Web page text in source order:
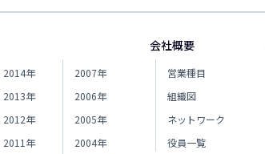
2014年
2013年
2012年
2011年
2007年
2006年
2005年
2004年
会社概要
営業種目
組織図
ネットワーク
役員一覧